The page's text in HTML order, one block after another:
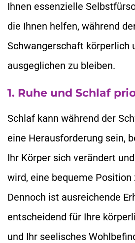
Ihnen essenzielle
die Ihnen helfen, während
Schwangerschaft körperlich
ausgeglichen zu bleiben.
1. Ruhe und Schlaf
Schlaf kann während der
eine Herausforderung sein,
Ihr Körper sich verändert
wird, eine bequeme Position
Dennoch ist ausreichende
entscheidend für Ihre
und Ihr seelisches